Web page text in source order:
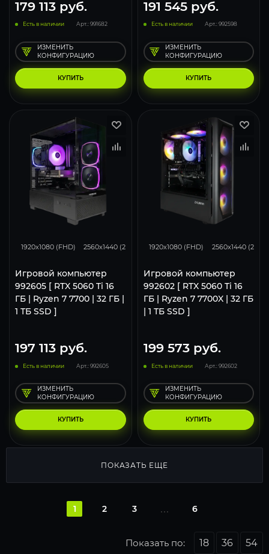
179 113 руб.
Есть в наличии Арт.: 991682
КУПИТЬ
ИЗМЕНИТЬ
КОНФИГУРАЦИЮ
191 545руб.
Есть в наличии Арт.: 992598
КУПИТЬ
ИЗМЕНИТЬ
КОНФИГУРАЦИЮ
1920x1080 (FHD) 2560x1440 (2K) 3840x2160 (4K)
Игровой компьютер
992605 [ RTX 5060 Ti 16
ГБ | Ryzen 7 7700 | 32 ГБ |
1 ТБ SSD ]
197 113 руб.
Есть в наличии Арт.: 992605
КУПИТЬ
ИЗМЕНИТЬ
КОНФИГУРАЦИЮ
1920x1080 (FHD) 2560x1440 (2K)
Игровой компьютер
992602 [ RTX 5060 Ti 16
ГБ | Ryzen 7 7700X | 32 ГБ
| 1 ТБ SSD ]
199 573руб.
Есть в наличии Арт.: 992602
КУПИТЬ
ИЗМЕНИТЬ
КОНФИГУРАЦИЮ
ПОКАЗАТЬ ЕЩЕ
1 2 3 6
Показать по: 18 36 54